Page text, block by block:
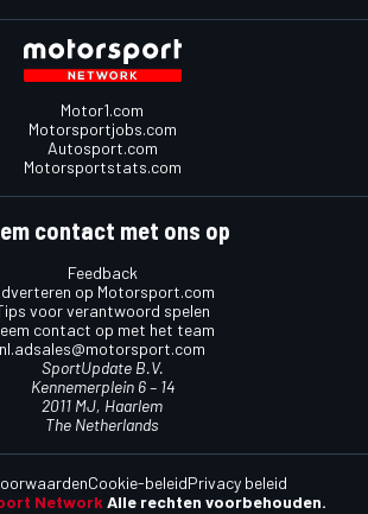
Motor1.com
Motorsportjobs.com
Autosport.com
Motorsportstats.com
contact met ons op
Feedback
op Motorsport.com
voor verantwoord spelen
contact op met het team
nl.adsales@motorsport.com
SportUpdate B.V.
Kennemerplein 6 – 14
2011 MJ, Haarlem
The Netherlands
Network Alle rechten voorbehouden.
Cookie-beleidPrivacy beleid